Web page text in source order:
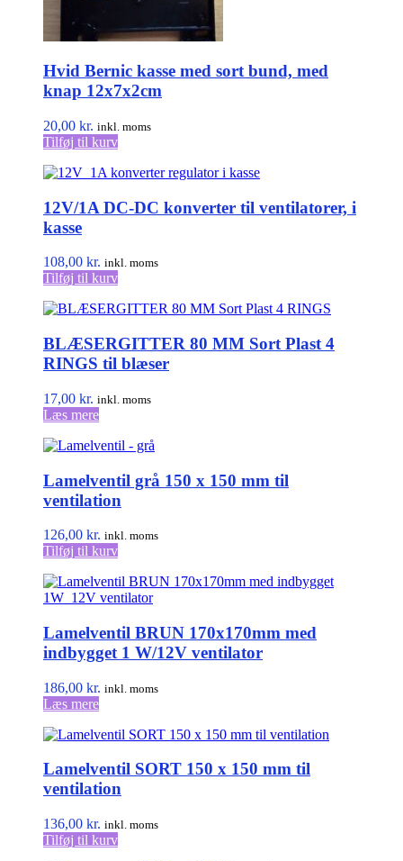
Hvid Bernic kasse med sort bund, med
knap 12x7x2cm
20,00 kr. inkl. moms
Tilføj til kurv
12V/1A DC-DC konverter til ventilatorer, i
kasse
108,00 kr. inkl. moms
Tilføj til kurv
BLÆSERGITTER 80 MM Sort Plast 4
RINGS til blæser
17,00 kr. inkl. moms
Læs mere
Lamelventil grå 150 x 150 mm til
ventilation
126,00 kr. inkl. moms
Tilføj til kurv
Lamelventil BRUN 170x170mm med
indbygget 1 W/12V ventilator
186,00 kr. inkl. moms
Læs mere
Lamelventil SORT 150 x 150 mm til
ventilation
136,00 kr. inkl. moms
Tilføj til kurv